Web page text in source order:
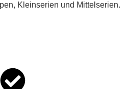
Kleinserien und Mittelserien.